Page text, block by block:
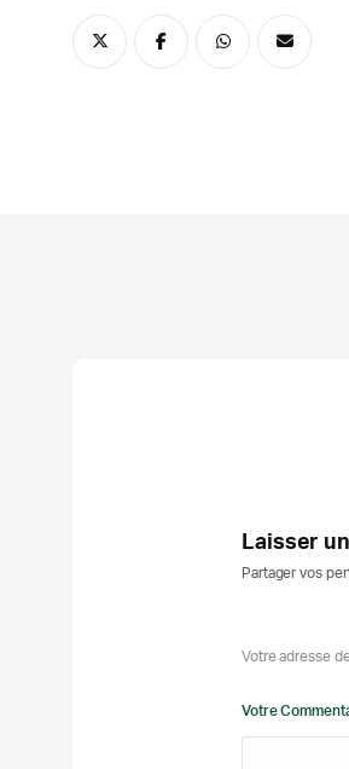
Laisser
Partager vos
Votre adresse
Votre